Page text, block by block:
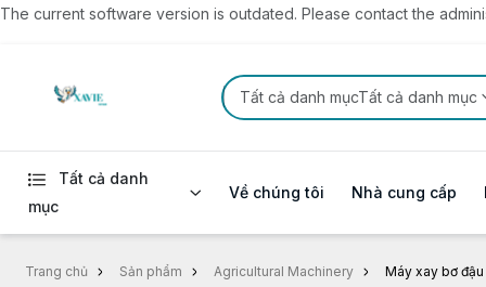
The current software version is outdated. Please contact the
Tất cả danh mụcTất cả danh mục
Tất cả danh
mục
Về chúng tôi Nhà cung cấp
Trang chủ Sản phẩm Agricultural Machinery Máy xay bơ